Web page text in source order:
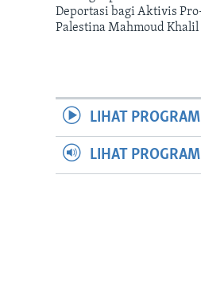
Deportasi bagi Aktivis
Palestina Mahmoud Khalil
LIHAT
LIHAT